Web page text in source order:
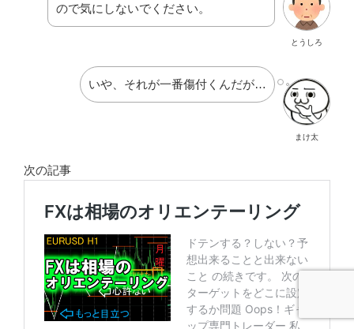
とうしろ
ので気にしないでください。
まけ太
いや、それが一番傷付くんだが…
次の記事